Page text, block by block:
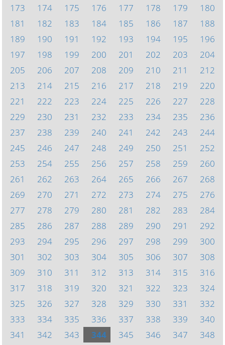
173
174 175 176 177 178 179
180
181
182 183 184 185 186 187
188
189
190 191 192 193 194 195
196
197
198 199 200 201 202 203
204
205
206 207 208 209 210 211
212
213
214 215 216 217 218 219
220
221
222 223 224 225 226 227
228
229
230 231 232 233 234 235
236
237
238 239 240 241 242 243
244
245
246 247 248 249 250 251
252
253
254 255 256 257 258 259
260
261
262 263 264 265 266 267
268
269
270 271 272 273 274 275
276
277
278 279 280 281 282 283
284
285
286 287 288 289 290 291
292
293
294 295 296 297 298 299
300
301
302 303 304 305 306 307
308
309
310 311 312 313 314 315
316
317
318 319 320 321 322 323
324
325
326 327 328 329 330 331
332
333
334 335 336 337 338 339
340
341
342 343 344 345 346 347
348